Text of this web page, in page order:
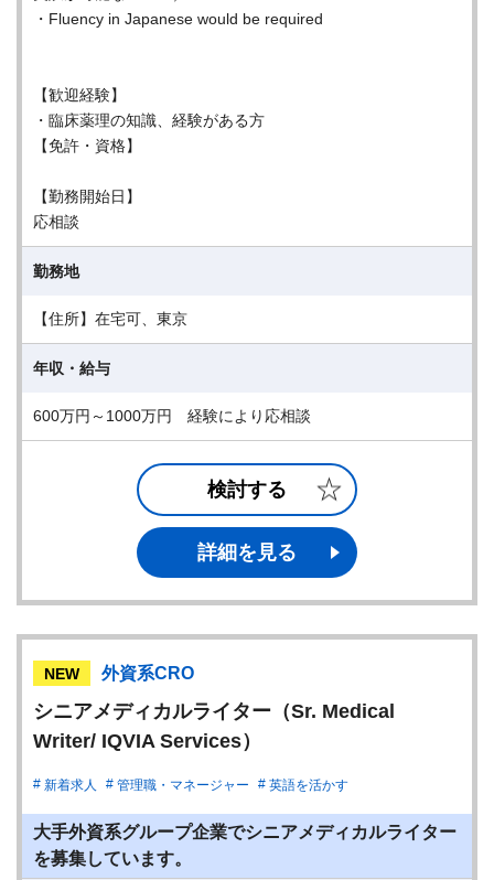
・Fluency in Japanese would be required
【歓迎経験】
・臨床薬理の知識、経験がある方
【免許・資格】
【勤務開始日】
応相談
勤務地
【住所】在宅可、東京
年収・給与
600万円～1000万円 経験により応相談
検討する
詳細を見る
NEW 外資系CRO
シニアメディカルライター（Sr. Medical
Writer/ IQVIA Services）
新着求人 管理職・マネージャー 英語を活かす
大手外資系グループ企業でシニアメディカルライター
を募集しています。